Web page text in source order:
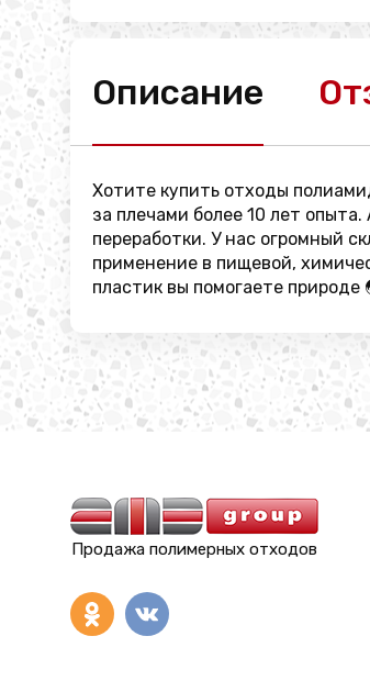
Описание
Хотите купить отходы
за плечами более 10 лет
переработки. У нас огромный
применение в пищевой,
пластик вы помогаете
Продажа полимерных отходов